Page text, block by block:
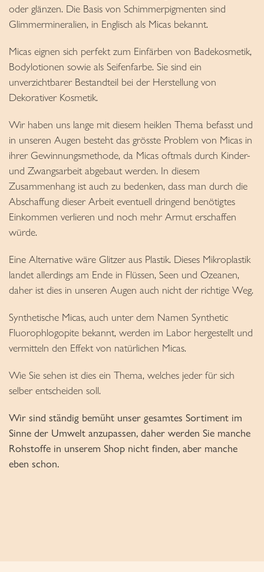
oder glänzen. Die Basis von Schimmerpigmenten sind
Glimmermineralien, in Englisch als Micas bekannt.
Micas eignen sich perfekt zum Einfärben von Badekosmetik,
Bodylotionen sowie als Seifenfarbe. Sie sind ein
unverzichtbarer Bestandteil bei der Herstellung von
Dekorativer Kosmetik.
Wir haben uns lange mit diesem heiklen Thema befasst und
in unseren Augen besteht das grösste Problem von Micas in
ihrer Gewinnungsmethode, da Micas oftmals durch Kinder-
und Zwangsarbeit abgebaut werden. In diesem
Zusammenhang ist auch zu bedenken, dass man durch die
Abschaffung dieser Arbeit eventuell dringend benötigtes
Einkommen verlieren und noch mehr Armut erschaffen
würde.
Eine Alternative wäre Glitzer aus Plastik. Dieses Mikroplastik
landet allerdings am Ende in Flüssen, Seen und Ozeanen,
daher ist dies in unseren Augen auch nicht der richtige Weg.
Synthetische Micas, auch unter dem Namen Synthetic
Fluorophlogopite bekannt, werden im Labor hergestellt und
vermitteln den Effekt von natürlichen Micas.
Wie Sie sehen ist dies ein Thema, welches jeder für sich
selber entscheiden soll.
Wir sind ständig bemüht unser gesamtes Sortiment im
Sinne der Umwelt anzupassen, daher werden Sie manche
Rohstoffe in unserem Shop nicht finden, aber manche
eben schon.